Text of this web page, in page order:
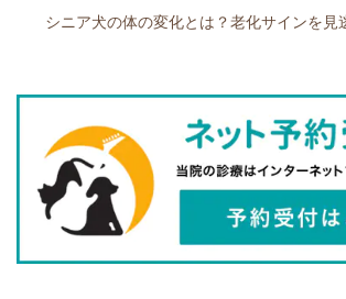
シニア犬の体の変化とは？老化サインを見